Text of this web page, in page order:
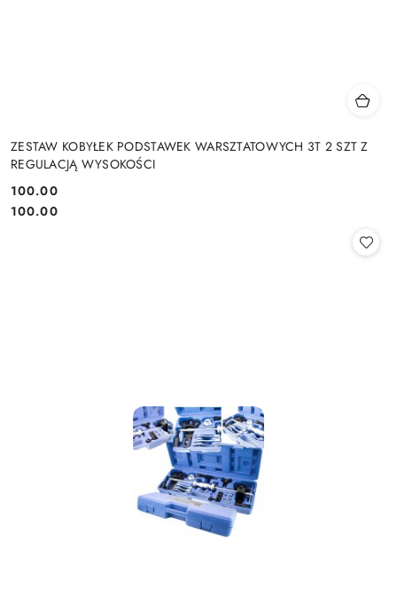
ZESTAW KOBYŁEK PODSTAWEK WARSZTATOWYCH 3T 2 SZT Z
REGULACJĄ WYSOKOŚCI
Cena:
100.00
Cena:
100.00